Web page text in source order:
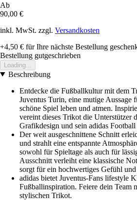
Ab
90,00 €
inkl. MwSt. zzgl. Versandkosten
+4,50 € für Ihre nächste Bestellung
Bestellung gutgeschrieben
Loading...
Beschreibung
Entdecke die Fußballkultur mit dem
Juventus Turin, eine mutige Aussage
schöne Spiel leben und atmen.
vereint dieses Trikot die Unterstützer
Grafikdesign und sein adidas
Der weit ausgeschnittene Schnitt
und strahlt eine entspannte
sowohl für Spieltage als auch für
Ausschnitt verleiht eine klassische
sorgt für ein hochwertiges Gefühl
adidas bietet Juventus-Fans lifestyle
Fußballinspiration. Feiere dein Team
stylischen Trikot.